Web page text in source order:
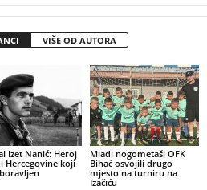
VIŠE OD AUTORA
Izet Nanić: Heroj
i Hercegovine koji
Mladi nogometaši OFK
Bihać osvojili drugo
mjesto na turniru na
Izačiću